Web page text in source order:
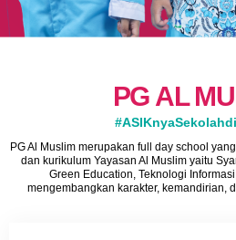
PG AL
PG Al Muslim merupakan full day school
dan kurikulum Yayasan Al Muslim yaitu
Green Education, Teknologi
mengembangkan karakter, kemandirian,